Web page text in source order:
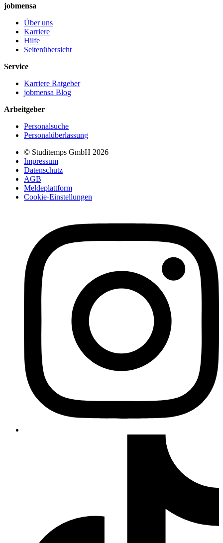
jobmensa
Über uns
Karriere
Hilfe
Seitenübersicht
Service
Karriere Ratgeber
jobmensa Blog
Arbeitgeber
Personalsuche
Personalüberlassung
© Studitemps GmbH 2026
Impressum
Datenschutz
AGB
Meldeplattform
Cookie-Einstellungen